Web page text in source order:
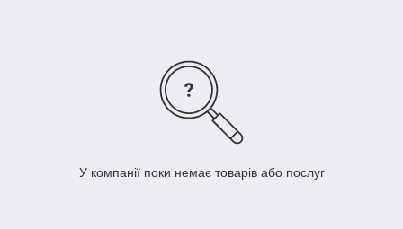
У компанії поки немає товарів або послуг